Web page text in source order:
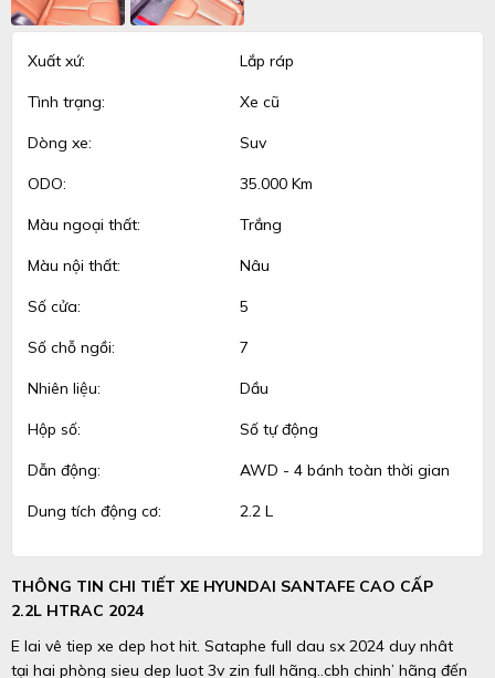
Xuất xứ: Lắp ráp
Tình trạng: Xe cũ
Dòng xe: Suv
ODO: 35.000 Km
Màu ngoại thất: Trắng
Màu nội thất: Nâu
Số cửa: 5
Số chỗ ngồi: 7
Nhiên liệu: Dầu
Hộp số: Số tự động
Dẫn động: AWD - 4 bánh toàn thời gian
Dung tích động cơ: 2.2 L
THÔNG TIN CHI TIẾT XE HYUNDAI SANTAFE CAO CẤP
2.2L HTRAC 2024
E lai vê tiep xe dep hot hit. Sataphe full dau sx 2024 duy nhât
tại hai phòng sieu dep luot 3v zin full hãng..cbh chinh’ hãng đến